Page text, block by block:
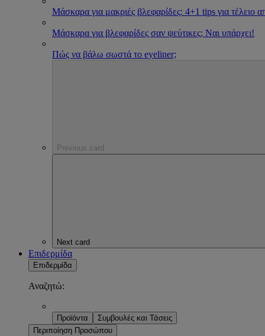
Μάσκαρα για μακριές βλεφαρίδες: 4+1 tips για τέλειο
Μάσκαρα για βλεφαρίδες σαν ψεύτικες; Ναι υπάρχει!
Πώς να βάλω σωστά το eyeliner;
Previous card
Next card
Επιδερμίδα
Επιδερμίδα
Αναζητώ:
Προϊόντα
Συμβουλές και Τάσεις
Περιποίηση Προσώπου